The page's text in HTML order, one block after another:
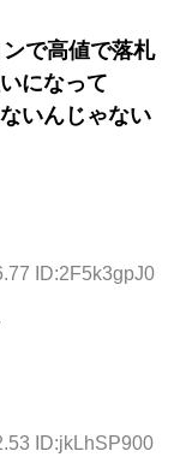
で高値で落札
になって
いんじゃない
ID:2F5k3gpJ0
ID:jkLhSP900